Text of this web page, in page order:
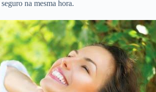
na mesma hora.